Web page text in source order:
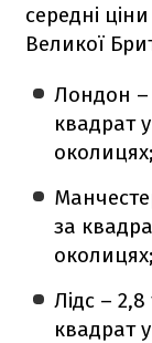
середні
Великої
Лондон –
квадрат
околицях;
за
околицях;
Лідс – 2,8
квадрат